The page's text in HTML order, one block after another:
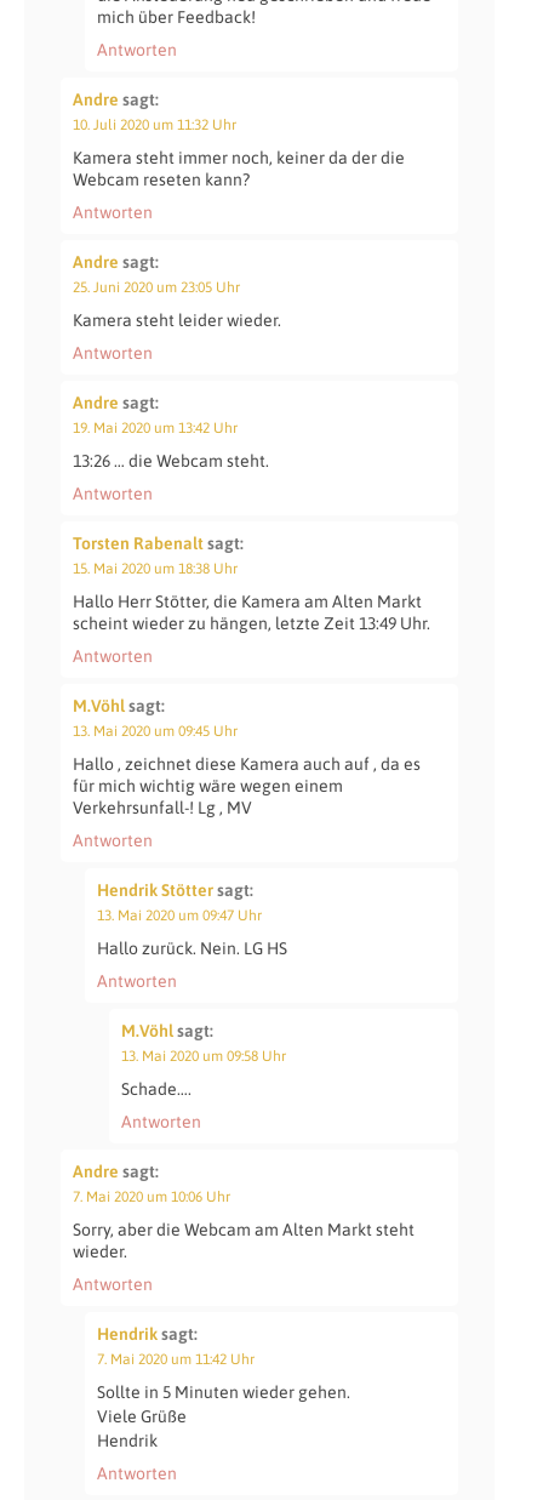
mich über Feedback!
Antworten
Andre sagt:
10. Juli 2020 um 11:32 Uhr
Kamera steht immer noch, keiner da der die
Webcam reseten kann?
Antworten
Andre sagt:
25. Juni 2020 um 23:05 Uhr
Kamera steht leider wieder.
Antworten
Andre sagt:
19. Mai 2020 um 13:42 Uhr
13:26 … die Webcam steht.
Antworten
Torsten Rabenaltsagt:
15. Mai 2020 um 18:38 Uhr
Hallo Herr Stötter, die Kamera am Alten Markt
scheint wieder zu hängen, letzte Zeit 13:49 Uhr.
Antworten
M.Vöhlsagt:
13. Mai 2020 um 09:45 Uhr
Hallo , zeichnet diese Kamera auch auf , da es
für mich wichtig wäre wegen einem
Verkehrsunfall-! Lg , MV
Antworten
Hendrik Stöttersagt:
13. Mai 2020 um 09:47 Uhr
Hallo zurück. Nein. LG HS
Antworten
M.Vöhlsagt:
13. Mai 2020 um 09:58 Uhr
Schade….
Antworten
Andre sagt:
7. Mai 2020 um 10:06 Uhr
Sorry, aber die Webcam am Alten Markt steht
wieder.
Antworten
Hendriksagt:
7. Mai 2020 um 11:42 Uhr
Sollte in 5 Minuten wieder gehen.
Viele Grüße
Hendrik
Antworten